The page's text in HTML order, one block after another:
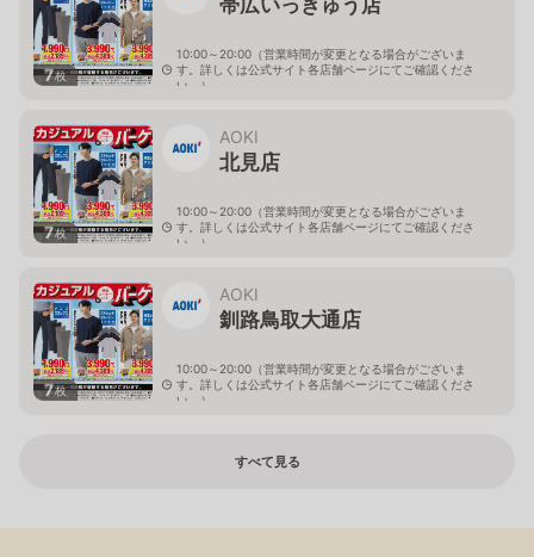
7枚
10:00～20:00（営業時間が変更となる場合がございま
す。詳しくは公式サイト各店舗ページにてご確認くださ
い。）
7枚
AOKI
北見店
10:00～20:00（営業時間が変更となる場合がございま
す。詳しくは公式サイト各店舗ページにてご確認くださ
い。）
7枚
AOKI
釧路鳥取大通店
10:00～20:00（営業時間が変更となる場合がございま
す。詳しくは公式サイト各店舗ページにてご確認くださ
い。）
すべて見る